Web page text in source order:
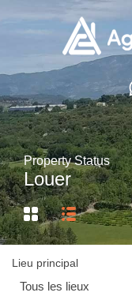
Property Status
Louer
Lieu principal
Tous les lieux